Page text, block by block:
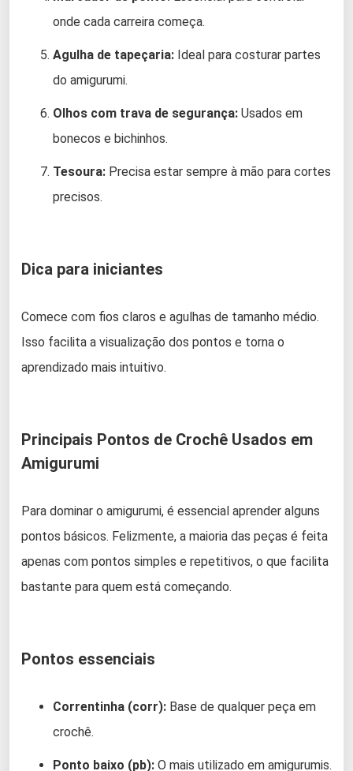
onde cada carreira começa.
Agulha de tapeçaria: Ideal para costurar partes
do amigurumi.
Olhos com trava de segurança: Usados em
bonecos e bichinhos.
Tesoura: Precisa estar sempre à mão para cortes
precisos.
Dica para iniciantes
Comece com fios claros e agulhas de tamanho médio.
Isso facilita a visualização dos pontos e torna o
aprendizado mais intuitivo.
Principais Pontos de Crochê Usados em
Amigurumi
Para dominar o amigurumi, é essencial aprender alguns
pontos básicos. Felizmente, a maioria das peças é feita
apenas com pontos simples e repetitivos, o que facilita
bastante para quem está começando.
Pontos essenciais
Correntinha (corr): Base de qualquer peça em
crochê.
Ponto baixo (pb): O mais utilizado em amigurumis.